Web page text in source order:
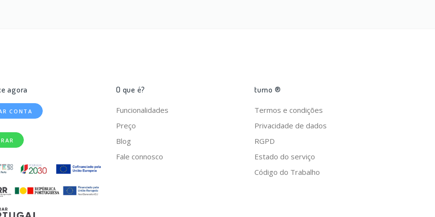
agora
CONTA
O que é?
Funcionalidades
Preço
Blog
Fale connosco
turno ®
Termos e condições
Privacidade de dados
RGPD
Estado do serviço
Código do Trabalho